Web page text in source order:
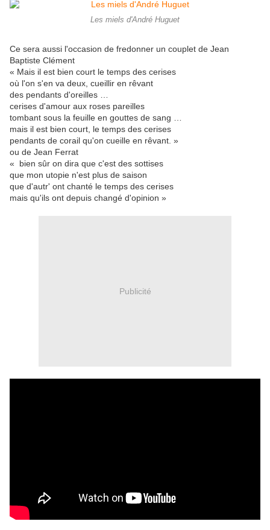
Les miels d'André Huguet
Ce sera aussi l'occasion de fredonner un couplet de Jean
Baptiste Clément
« Mais il est bien court le temps des cerises
où l'on s'en va deux, cueillir en rêvant
des pendants d'oreilles …
cerises d'amour aux roses pareilles
tombant sous la feuille en gouttes de sang …
mais il est bien court, le temps des cerises
pendants de corail qu'on cueille en rêvant. »
ou de Jean Ferrat
« bien sûr on dira que c'est des sottises
que mon utopie n'est plus de saison
que d'autr' ont chanté le temps des cerises
mais qu'ils ont depuis changé d'opinion »
Publicité